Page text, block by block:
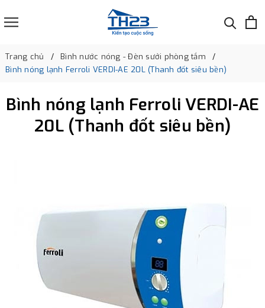
Trang chủ
Bình nước nóng - Đèn sưởi phòng tắm
Bình nóng lạnh Ferroli VERDI-AE 20L (Thanh đốt siêu bền)
Bình nóng lạnh Ferroli VERDI-AE
20L (Thanh đốt siêu bền)